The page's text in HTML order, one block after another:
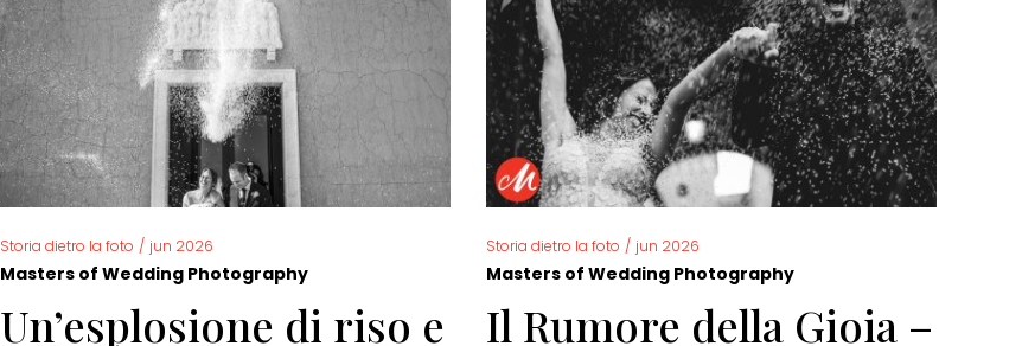
Storia dietro la foto / jun 2026
Masters of Wedding Photography
Un’esplosione di riso e
Storia dietro la foto / jun 2026
Masters of Wedding Photography
Il Rumore della Gioia –